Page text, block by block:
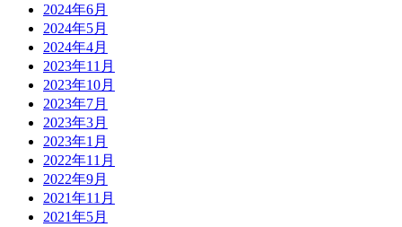
2024年6月
2024年5月
2024年4月
2023年11月
2023年10月
2023年7月
2023年3月
2023年1月
2022年11月
2022年9月
2021年11月
2021年5月